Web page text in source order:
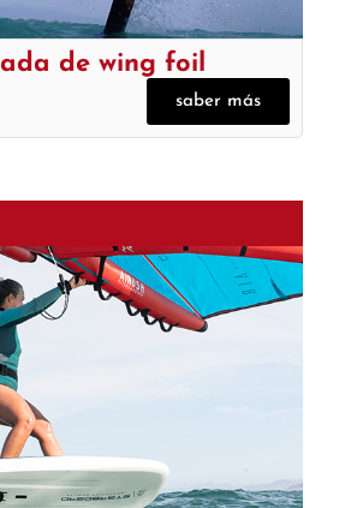
de wing foil
saber más